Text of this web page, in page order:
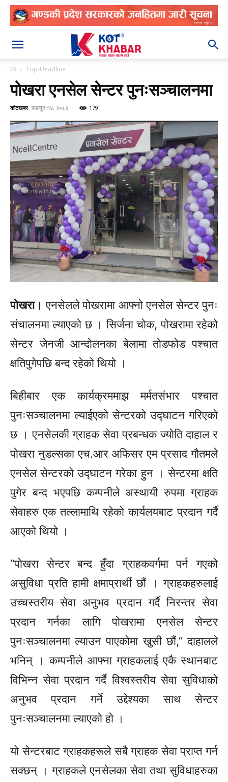
घर Top-Headline
पोखरा एनसेल सेन्टर पुनःसञ्चालनमा
कोटखबर फाल्गुन १४, २०८२ 179
पोखरा। एनसेलले पोखरामा आफ्नो एनसेल सेन्टर पुनः
संचालनमा ल्याएको छ । सिर्जना चोक, पोखरामा रहेको
सेन्टर जेनजी आन्दोलनका बेलामा तोडफोड पश्चात
क्षतिपुगेपछि बन्द रहेको थियो ।
बिहीबार एक कार्यक्रममाझ मर्मतसंभार पश्चात
पुनःसञ्चालनमा ल्याईएको सेन्टरको उद्घाटन गरिएको
छ । एनसेलकी ग्राहक सेवा प्रबन्धक ज्योति दाहाल र
पोखरा नुडल्सका एच.आर अफिसर एम प्रसाद गौतमले
एनसेल सेन्टरको उद्घाटन गरेका हुन । सेन्टरमा क्षति
पुगेर बन्द भएपछि कम्पनीले अस्थायी रुपमा ग्राहक
सेवाहरु एक तल्लामाथि रहेको कार्यलयबाट प्रदान गर्दै
आएको थियो ।
“पोखरा सेन्टर बन्द हुँदा ग्राहकवर्गमा पर्न गएको
असुविधा प्रति हामी क्षमाप्रार्थी छौं । ग्राहकहरुलाई
उच्चस्तरीय सेवा अनुभव प्रदान गर्दै निरन्तर सेवा
प्रदान गर्नका लागि पोखरामा एनसेल सेन्टर
पुनःसञ्चालनमा ल्याउन पाएकोमा खुसी छौं,” दाहालले
भनिन् । कम्पनीले आफ्ना ग्राहकलाई एकै स्थानबाट
विभिन्न सेवा प्रदान गर्दै विश्वस्तरीय सेवा सुविधाको
अनुभव प्रदान गर्ने उद्देश्यका साथ सेन्टर
पुनःसञ्चालनमा ल्याएको हो ।
यो सेन्टरबाट ग्राहकहरूले सबै ग्राहक सेवा प्राप्त गर्न
सक्छन् । ग्राहकले एनसेलका सेवा तथा सुविधाहरुका